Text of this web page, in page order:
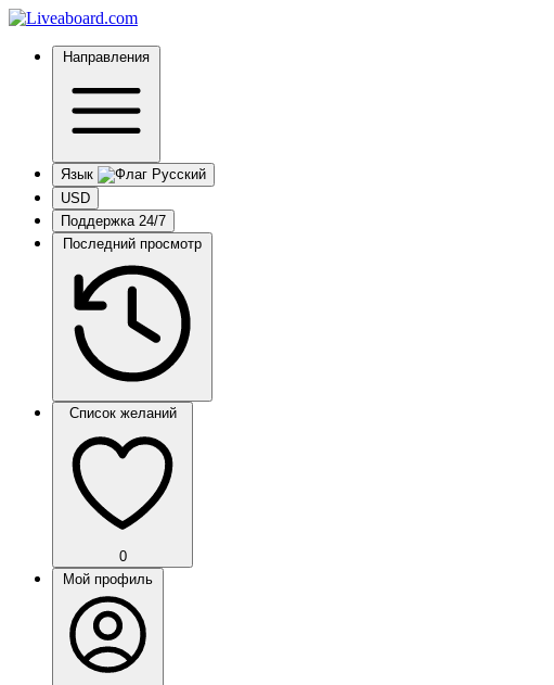
Направления
Язык
USD
Поддержка 24/7
Последний просмотр
Список желаний
0
Мой профиль